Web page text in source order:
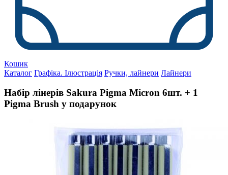
Кошик
Каталог Графіка. Ілюстрація Ручки, лайнери Лайнери
Набір лінерів Sakura Pigma Micron 6шт. + 1
Pigma Brush у подарунок